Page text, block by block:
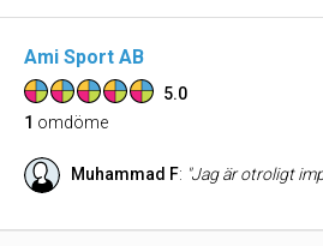
Ami Sport AB
5.0
1 omdöme
Muhammad F: "Jag är otroligt imponerad av Din Poster Paradis AB! Affischerna jag beställde är av fantastisk kvalitet och ser exakt ut som jag förväntade mig. Leveransen var